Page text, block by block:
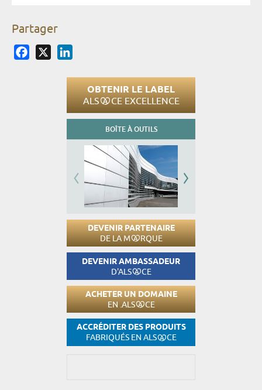
Partager
Facebook
OBTENIR LE LABEL
ALS CE EXCELLENCE
BOÎTE À OUTILS
DEVENIR PARTENAIRE
DE LA M RQUE
DEVENIR AMBASSADEUR
D'ALS CE
ACHETER UN DOMAINE
EN .ALS CE
ACCRÉDITER DES PRODUITS
FABRIQUÉS EN ALS CE